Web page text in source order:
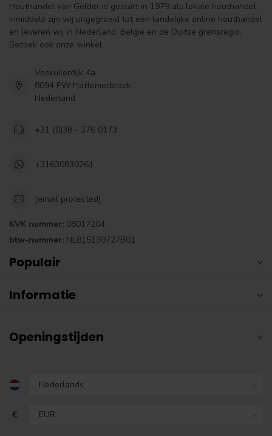
Houthandel van Gelder is gestart in 1979 als lokale houthandel.
Inmiddels zijn wij uitgegroeid tot een landelijke online houthandel
en leveren wij in Nederland, België en de Duitse grensregio.
Bezoek ook onze winkel.
Voskuilerdijk 4a
8094 PW Hattemerbroek
Nederland
+31 (0)38 - 376 0173
+31630830261
[email protected]
KVK nummer: 08017204
btw-nummer: NL815130727B01
Populair
Informatie
Openingstijden
€